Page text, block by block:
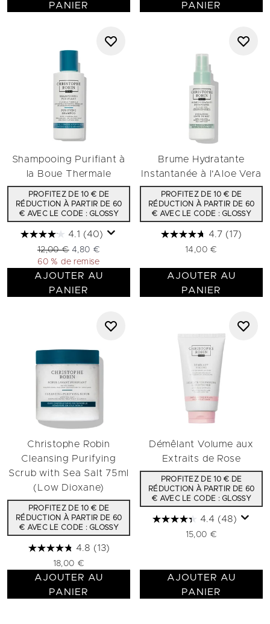
PANIER
PANIER
Shampooing Purifiant à
la Boue Thermale
PROFITEZ DE 10 € DE
RÉDUCTION À PARTIR DE 60
€ AVEC LE CODE : GLOSSY
4.1 (40)
Prix de vente :
12,00 € Prix ​​actuel :
4,80 €
60 % de remise
AJOUTER AU
PANIER
Brume Hydratante
Instantanée à l'Aloe Vera
PROFITEZ DE 10 € DE
RÉDUCTION À PARTIR DE 60
€ AVEC LE CODE : GLOSSY
4.7 (17)
14,00 €
AJOUTER AU
PANIER
Christophe Robin
Cleansing Purifying
Scrub with Sea Salt 75ml
(Low Dioxane)
PROFITEZ DE 10 € DE
RÉDUCTION À PARTIR DE 60
€ AVEC LE CODE : GLOSSY
4.8 (13)
18,00 €
AJOUTER AU
PANIER
Démêlant Volume aux
Extraits de Rose
PROFITEZ DE 10 € DE
RÉDUCTION À PARTIR DE 60
€ AVEC LE CODE : GLOSSY
4.4 (48)
15,00 €
AJOUTER AU
PANIER